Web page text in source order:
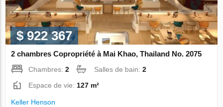
$ 922 367
2 chambres Copropriété à Mai Khao, Thailand No. 2075
Chambres:2 Salles de bain:2
Espace de vie:127 m²
Keller Henson